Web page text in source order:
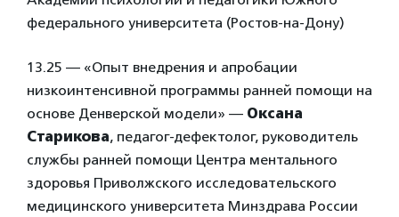
федерального университета (Ростов-на-Дону)
13.25 — «Опыт внедрения и апробации
низкоинтенсивной программы ранней помощи на
основе Денверской модели» — Оксана
Старикова, педагог-дефектолог, руководитель
службы ранней помощи Центра ментального
здоровья Приволжского исследовательского
медицинского университета Минздрава России